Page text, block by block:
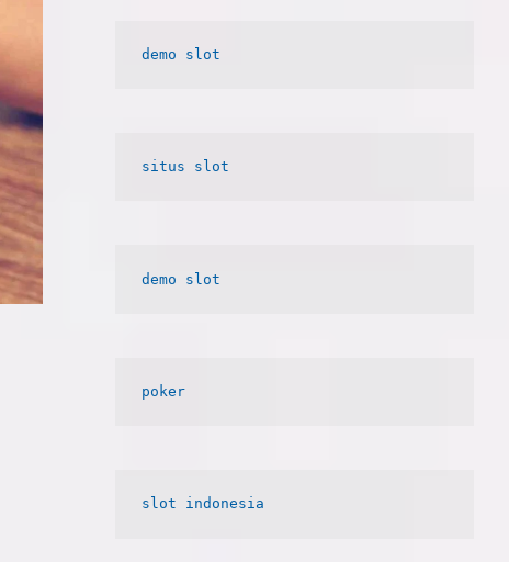
demo slot
poker
slot indonesia